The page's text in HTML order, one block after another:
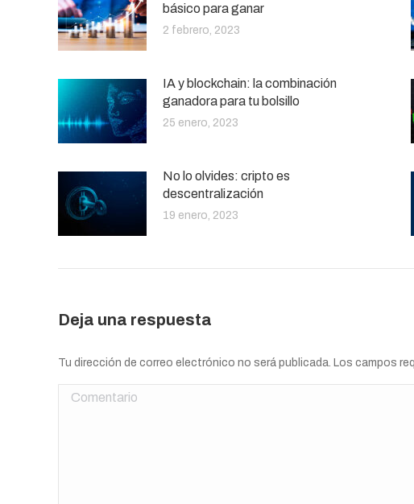
básico para ganar
2 febrero, 2023
IA y blockchain: la combinación
ganadora para tu bolsillo
25 enero, 2023
No lo olvides: cripto es
descentralización
19 enero, 2023
Deja una respuesta
Tu dirección de correo electrónico no será publicada. Los campos
Comentario